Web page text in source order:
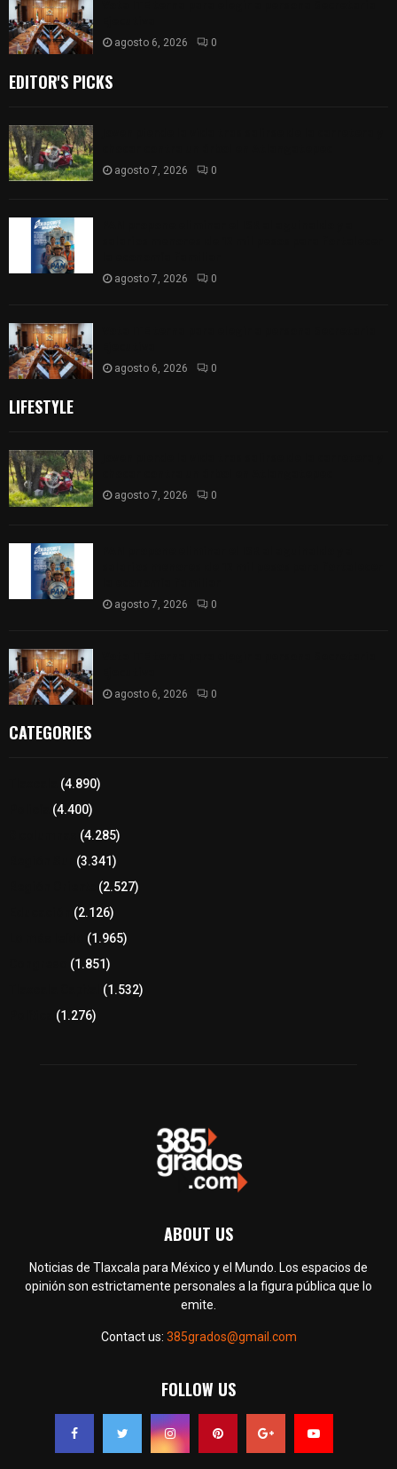
agosto 6, 2026 0
EDITOR'S PICKS
agosto 7, 2026 0
agosto 7, 2026 0
agosto 6, 2026 0
LIFESTYLE
agosto 7, 2026 0
agosto 7, 2026 0
agosto 6, 2026 0
CATEGORIES
(4.890)
(4.400)
(4.285)
(3.341)
(2.527)
(2.126)
(1.965)
(1.851)
(1.532)
(1.276)
ABOUT US
Noticias de Tlaxcala para México y el Mundo. Los espacios de
opinión son estrictamente personales a la figura pública que lo
emite.
Contact us: 385grados@gmail.com
FOLLOW US